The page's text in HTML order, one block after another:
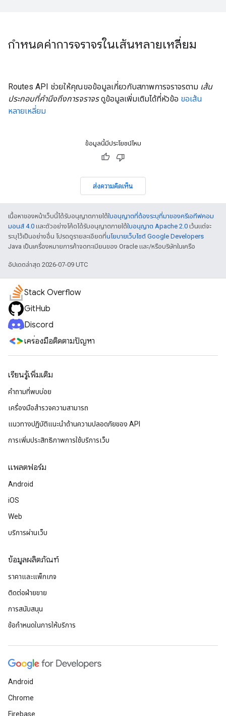
กำหนดค่าการจราจรในเส้นหลายเหลี่ยม
Routes API ช่วยให้คุณขอข้อมูลเกี่ยวกับสภาพการจราจรตาม เส้น
ประกอบที่คำนึงถึงการจราจรดูข้อมูลเพิ่มเติมได้ที่หัวข้อ ขอเส้น
หลายเหลี่ยม
ข้อมูลนี้มีประโยชน์ไหม
ส่งความคิดเห็น
เนื้อหาของหน้าเว็บนี้ได้รับอนุญาตภายใต้ใบอนุญาตที่ต้องระบุที่มาของครีเอทีฟคอม
มอนส์ 4.0 และตัวอย่างโค้ดได้รับอนุญาตภายใต้ใบอนุญาต Apache 2.0 เว้นแต่จะ
ระบุไว้เป็นอย่างอื่น โปรดดูรายละเอียดที่นโยบายเว็บไซต์ Google Developers
Java เป็นเครื่องหมายการค้าจดทะเบียนของ Oracle และ/หรือบริษัทในเครือ
อัปเดตล่าสุด 2026-07-09 UTC
Stack Overflow
GitHub
Discord
เครื่องมือติดตามปัญหา
เรียนรู้เพิ่มเติม
คำถามที่พบบ่อย
เครื่องมือสำรวจความสามารถ
แนวทางปฏิบัติแนะนําด้านความปลอดภัยของ API
การเพิ่มประสิทธิภาพการใช้บริการเว็บ
แพลตฟอร์ม
Android
iOS
Web
บริการผ่านเว็บ
ข้อมูลผลิตภัณฑ์
ราคาและแพ็กเกจ
ติดต่อฝ่ายขาย
การสนับสนุน
ข้อกำหนดในการให้บริการ
Android
Chrome
Firebase